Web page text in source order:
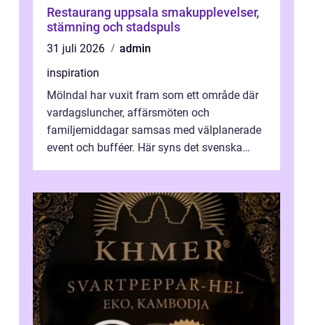
Restaurang uppsala smakupplevelser,
stämning och stadspuls
31 juli 2026
admin
inspiration
Mölndal har vuxit fram som ett område där
vardagsluncher, affärsmöten och
familjemiddagar samsas med välplanerade
event och bufféer. Här syns det svenska